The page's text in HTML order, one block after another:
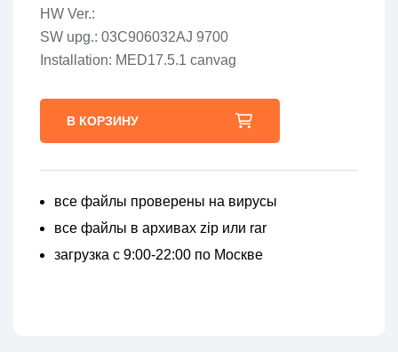
HW Ver.:
SW upg.: 03C906032AJ 9700
Installation: MED17.5.1 canvag
В КОРЗИНУ
все файлы проверены на вирусы
все файлы в архивах zip или rar
загрузка с 9:00-22:00 по Москве